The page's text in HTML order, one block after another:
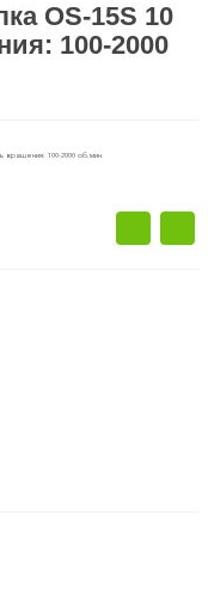
ОS-15S 10
100-2000